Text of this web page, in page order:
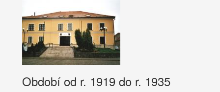
Období od r. 1919 do r. 1935